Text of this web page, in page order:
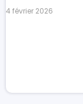
4 février 2026